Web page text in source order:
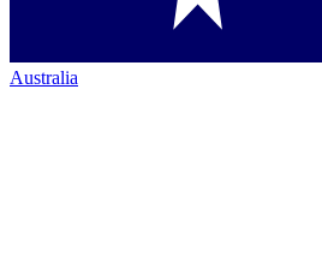
Australia